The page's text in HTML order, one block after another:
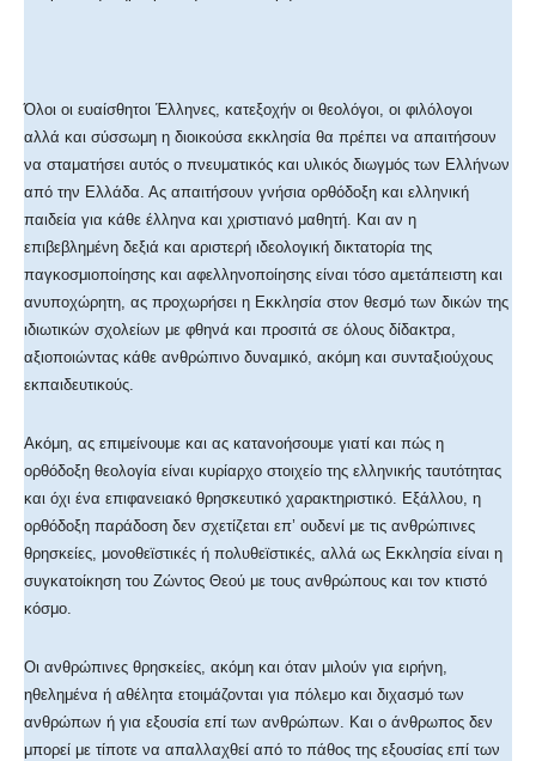
Όλοι οι ευαίσθητοι Έλληνες, κατεξοχήν οι θεολόγοι, οι φιλόλογοι
αλλά και σύσσωμη η διοικούσα εκκλησία θα πρέπει να απαιτήσουν
να σταματήσει αυτός ο πνευματικός και υλικός διωγμός των Ελλήνων
από την Ελλάδα. Ας απαιτήσουν γνήσια ορθόδοξη και ελληνική
παιδεία για κάθε έλληνα και χριστιανό μαθητή. Και αν η
επιβεβλημένη δεξιά και αριστερή ιδεολογική δικτατορία της
παγκοσμιοποίησης και αφελληνοποίησης είναι τόσο αμετάπειστη και
ανυποχώρητη, ας προχωρήσει η Εκκλησία στον θεσμό των δικών της
ιδιωτικών σχολείων με φθηνά και προσιτά σε όλους δίδακτρα,
αξιοποιώντας κάθε ανθρώπινο δυναμικό, ακόμη και συνταξιούχους
εκπαιδευτικούς.
Ακόμη, ας επιμείνουμε και ας κατανοήσουμε γιατί και πώς η
ορθόδοξη θεολογία είναι κυρίαρχο στοιχείο της ελληνικής ταυτότητας
και όχι ένα επιφανειακό θρησκευτικό χαρακτηριστικό. Εξάλλου, η
ορθόδοξη παράδοση δεν σχετίζεται επ’ ουδενί με τις ανθρώπινες
θρησκείες, μονοθεϊστικές ή πολυθεϊστικές, αλλά ως Εκκλησία είναι η
συγκατοίκηση του Ζώντος Θεού με τους ανθρώπους και τον κτιστό
κόσμο.
Οι ανθρώπινες θρησκείες, ακόμη και όταν μιλούν για ειρήνη,
ηθελημένα ή αθέλητα ετοιμάζονται για πόλεμο και διχασμό των
ανθρώπων ή για εξουσία επί των ανθρώπων. Και ο άνθρωπος δεν
μπορεί με τίποτε να απαλλαχθεί από το πάθος της εξουσίας επί των